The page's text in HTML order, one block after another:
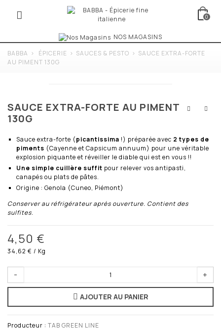
0
NOS MAGASINS
BABBA > ÉPICERIE > SAUCES & PESTO > SAUCE EXTRA-FORTE
AU PIMENT 130G
SAUCE EXTRA-FORTE AU PIMENT
130G
Sauce extra-forte (picantissima !) préparée avec 2 types de
piments (Cayenne et Capsicum annuum) pour une véritable
explosion piquante et réveiller le diable qui est en vous !!
Une simple cuillère suffit pour relever vos antipasti,
canapés ou plats de pâtes.
Origine : Genola (Cuneo, Piémont)
Conserver au réfrigérateur après ouverture. Contient des
sulfites.
4,50 €
34,62 € / Kg
- +
AJOUTER AU PANIER
Producteur : TAB GREEN LINE